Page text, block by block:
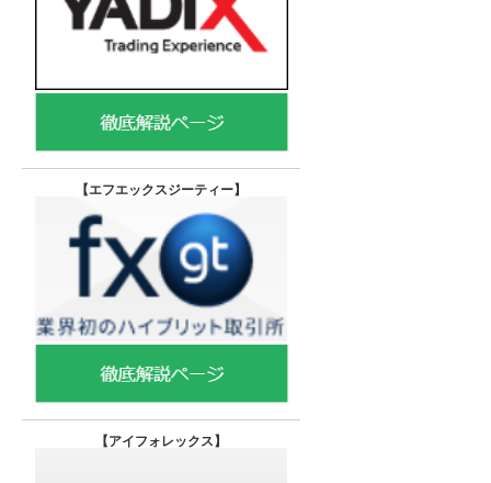
【エフエックスジーティー】
【アイフォレックス】